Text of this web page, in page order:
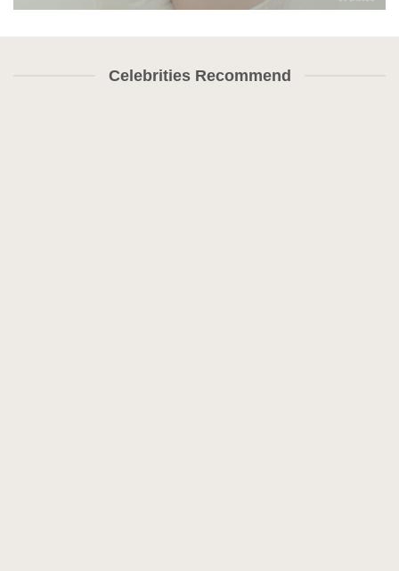
Celebrities Recommend